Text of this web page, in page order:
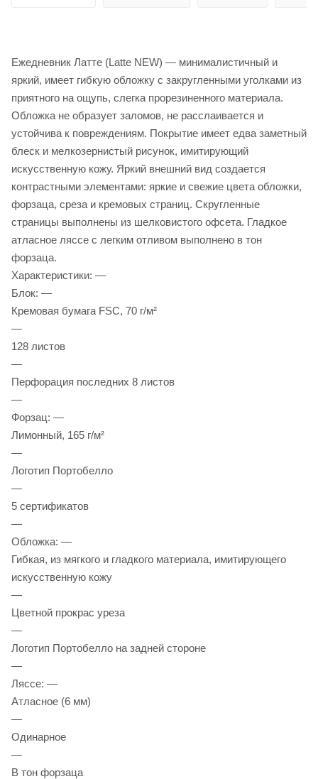
Ежедневник Латте (Latte NEW) — минималистичный и
яркий, имеет гибкую обложку с закругленными уголками из
приятного на ощупь, слегка прорезиненного материала.
Обложка не образует заломов, не расслаивается и
устойчива к повреждениям. Покрытие имеет едва заметный
блеск и мелкозернистый рисунок, имитирующий
искусственную кожу. Яркий внешний вид создается
контрастными элементами: яркие и свежие цвета обложки,
форзаца, среза и кремовых страниц. Скругленные
страницы выполнены из шелковистого офсета. Гладкое
атласное ляссе с легким отливом выполнено в тон
форзаца.
Характеристики: —
Блок: —
Кремовая бумага FSC, 70 г/м²
—
128 листов
—
Перфорация последних 8 листов
—
Форзац: —
Лимонный, 165 г/м²
—
Логотип Портобелло
—
5 сертификатов
—
Обложка: —
Гибкая, из мягкого и гладкого материала, имитирующего
искусственную кожу
—
Цветной прокрас уреза
—
Логотип Портобелло на задней стороне
—
Ляссе: —
Атласное (6 мм)
—
Одинарное
—
В тон форзаца